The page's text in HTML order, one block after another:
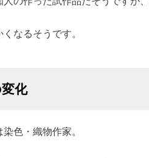
なるそうです。
化
色・織物作家。